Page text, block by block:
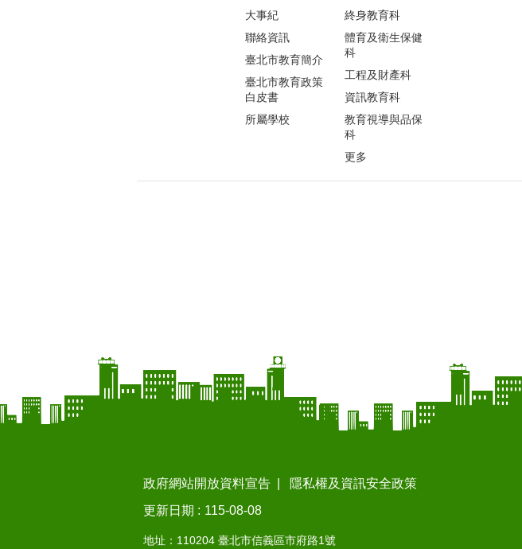
大事紀
聯絡資訊
臺北市教育簡介
臺北市教育政策
白皮書
所屬學校
終身教育科
體育及衛生保健
科
工程及財產科
資訊教育科
教育視導與品保
科
更多
政府網站開放資料宣告
隱私權及資訊安全政策
更新日期
115-08-08
地址：110204 臺北市信義區市府路1號